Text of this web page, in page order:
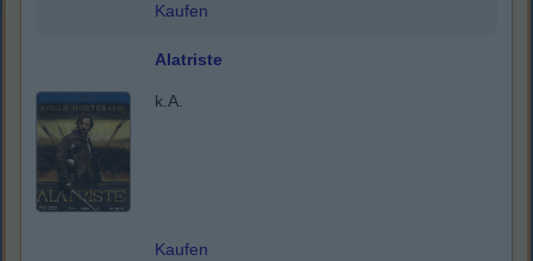
Kaufen
Alatriste
k.A.
Kaufen